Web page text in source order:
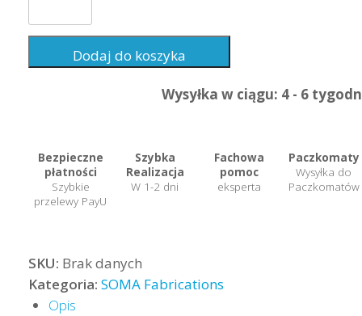
Jawbone
B-
Dodaj do koszyka
Wysyłka w ciągu: 4 - 6
Bezpieczne
płatności
Szybkie
przelewy PayU
Szybka
Realizacja
W 1-2 dni
Fachowa
pomoc
eksperta
Paczkomaty
Wysyłka do
Paczkomatów
SKU: Brak danych
Kategoria: SOMA Fabrications
Opis